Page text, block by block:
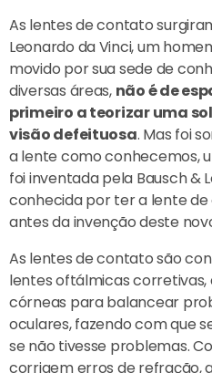
As lentes de contato
Leonardo da Vinci, um
movido por sua sede de
diversas áreas, não é de
primeiro a teorizar uma
visão defeituosa. Mas foi
a lente como conhecemos,
foi inventada pela Bausch &
conhecida por ter a lente
antes da invenção deste
As lentes de contato são
lentes oftálmicas corretivas,
córneas para balancear
oculares, fazendo com que
se não tivesse problemas.
corrigem erros de refração,